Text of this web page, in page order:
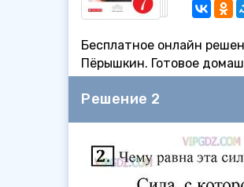
Бесплатное онлайн
Пёрышкин. Готовое
Решение 2